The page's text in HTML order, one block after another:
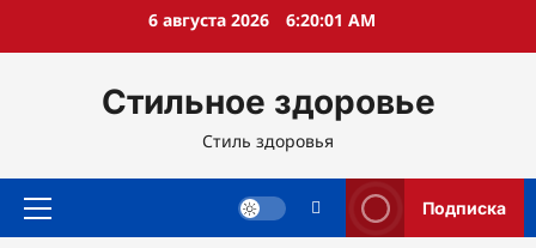
6 августа 2026 6:20:02 AM
Стильное здоровье
Стиль здоровья
Основное
Подписка